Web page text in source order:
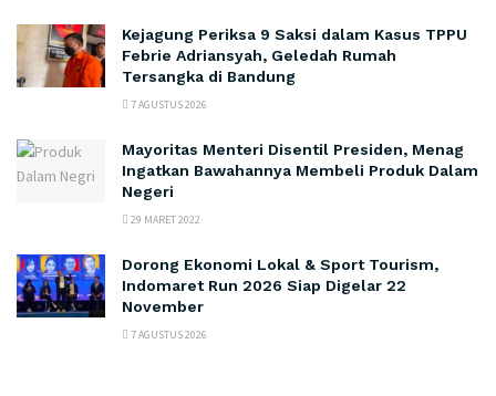
Kejagung Periksa 9 Saksi dalam Kasus TPPU
Febrie Adriansyah, Geledah Rumah
Tersangka di Bandung
7 AGUSTUS 2026
Mayoritas Menteri Disentil Presiden, Menag
Ingatkan Bawahannya Membeli Produk Dalam
Negeri
29 MARET 2022
Dorong Ekonomi Lokal & Sport Tourism,
Indomaret Run 2026 Siap Digelar 22
November
7 AGUSTUS 2026